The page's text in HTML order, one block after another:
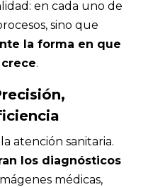
en cada uno de
sino que
la forma en que
.
atención sanitaria.
los diagnósticos
médicas,